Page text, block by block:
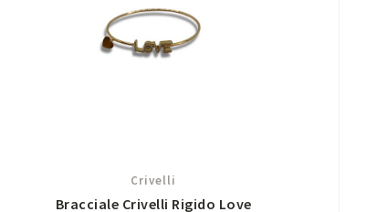
Crivelli
Bracciale Crivelli Rigido Love